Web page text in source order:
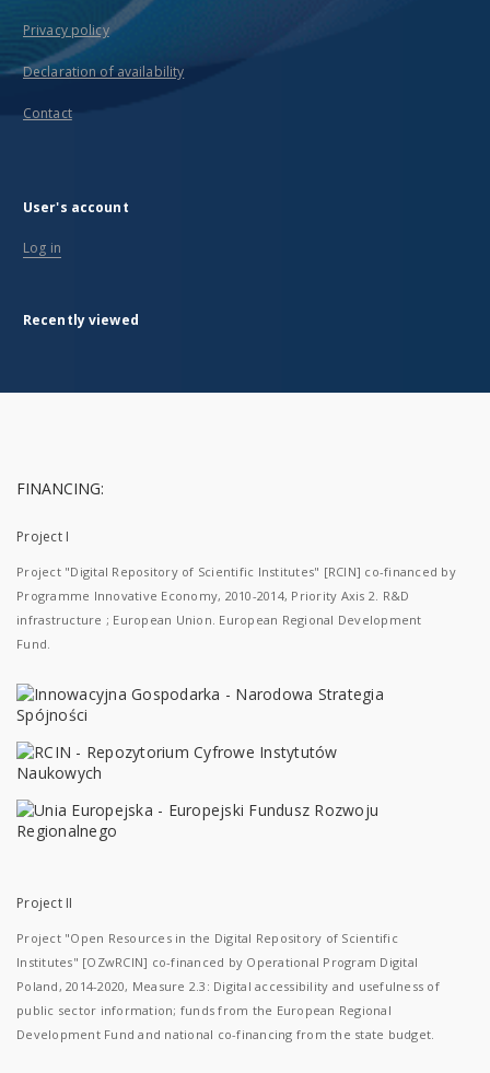
Privacy policy
Declaration of availability
Contact
User's account
Log in
Recently viewed
FINANCING:
Project I
Project "Digital Repository of Scientific Institutes" [RCIN] co-financed by
Programme Innovative Economy, 2010-2014, Priority Axis 2. R&D
infrastructure ; European Union. European Regional Development
Fund.
Project II
Project "Open Resources in the Digital Repository of Scientific
Institutes" [OZwRCIN] co-financed by Operational Program Digital
Poland, 2014-2020, Measure 2.3: Digital accessibility and usefulness of
public sector information; funds from the European Regional
Development Fund and national co-financing from the state budget.